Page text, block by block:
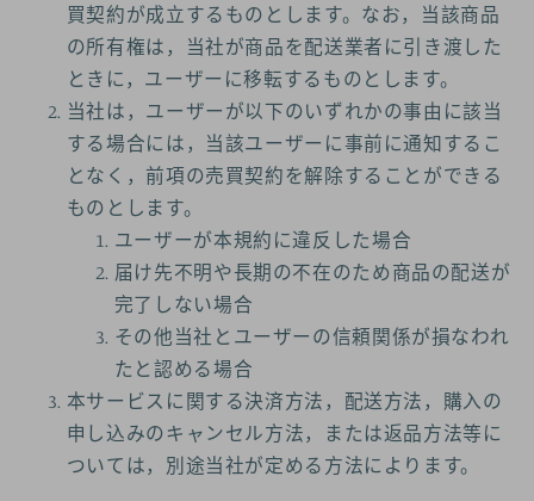
買契約が成立するものとします。なお，当該商品
の所有権は，当社が商品を配送業者に引き渡した
ときに，ユーザーに移転するものとします。
当社は，ユーザーが以下のいずれかの事由に該当
する場合には，当該ユーザーに事前に通知するこ
となく，前項の売買契約を解除することができる
ものとします。
ユーザーが本規約に違反した場合
届け先不明や長期の不在のため商品の配送が
完了しない場合
その他当社とユーザーの信頼関係が損なわれ
たと認める場合
本サービスに関する決済方法，配送方法，購入の
申し込みのキャンセル方法，または返品方法等に
ついては，別途当社が定める方法によります。